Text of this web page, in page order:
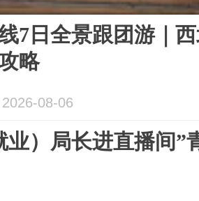
7日全景跟团游｜
略
08-06
业）局长进直播间”